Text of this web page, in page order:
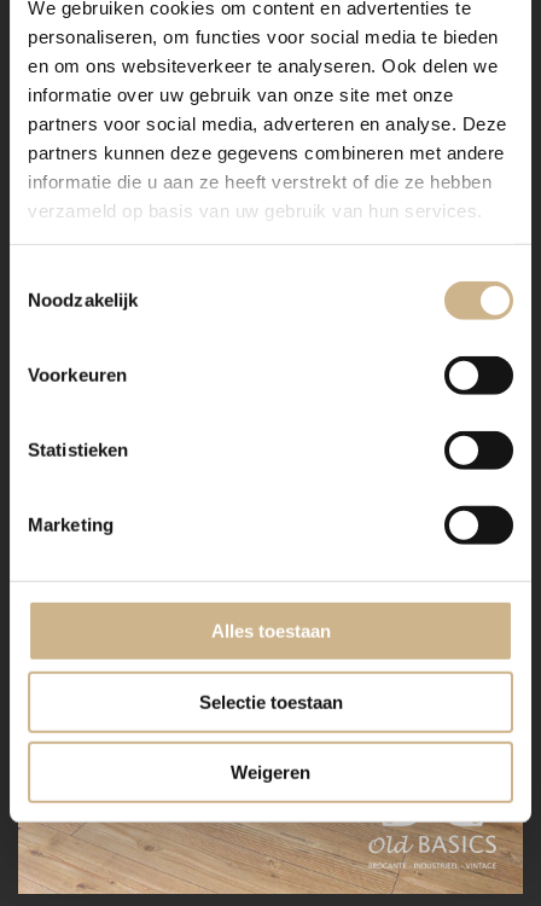
We gebruiken cookies om content en advertenties te
personaliseren, om functies voor social media te bieden
en om ons websiteverkeer te analyseren. Ook delen we
informatie over uw gebruik van onze site met onze
partners voor social media, adverteren en analyse. Deze
partners kunnen deze gegevens combineren met andere
informatie die u aan ze heeft verstrekt of die ze hebben
verzameld op basis van uw gebruik van hun services.
Noodzakelijk
Voorkeuren
Statistieken
Marketing
Alles toestaan
Selectie toestaan
Weigeren